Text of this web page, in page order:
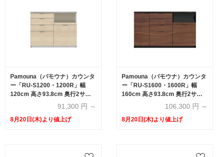
Pamouna（パモウナ）カウンタ
ー「RU-S1200・1200R」幅
120cm 高さ93.8cm 奥行2サイ
ズ（44.5cm・50cm）全4色
91,300 円 ～
8月20日(木)より値上げ
Pamouna（パモウナ）カウンタ
ー「RU-S1600・1600R」幅
160cm 高さ93.8cm 奥行2サイ
ズ（44.5cm・50cm）全4色
106,300 円 ～
8月20日(木)より値上げ